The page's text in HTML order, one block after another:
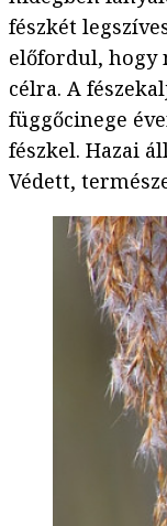
fészkét
előfordul, hogy
célra. A
függőcinege
fészkel. Hazai
Védett,